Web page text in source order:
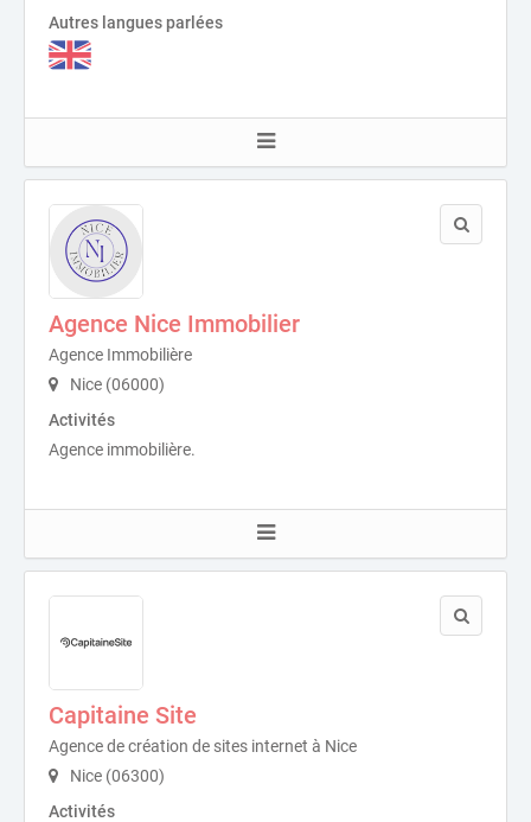
Autres langues parlées
Agence Nice Immobilier
Agence Immobilière
Nice (06000)
Activités
Agence immobilière.
Capitaine Site
Agence de création de sites internet à Nice
Nice (06300)
Activités